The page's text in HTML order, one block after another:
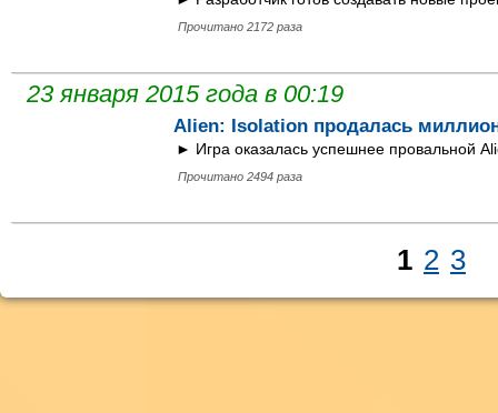
Прочитано 2172 раза
23 января 2015 года в 00:19
Alien: Isolation продалась
► Игра оказалась успешнее провальной
Прочитано 2494 раза
1 2 3